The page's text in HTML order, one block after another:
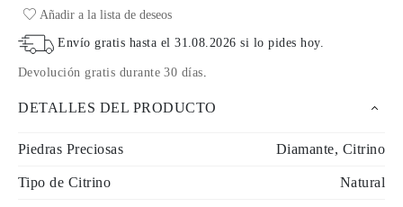
Añadir a la lista de deseos
Envío gratis hasta el31.08.2026 si lo pides hoy.
Devolución gratis durante 30 días.
DETALLES DEL PRODUCTO
Piedras Preciosas Diamante, Citrino
Tipo de Citrino Natural